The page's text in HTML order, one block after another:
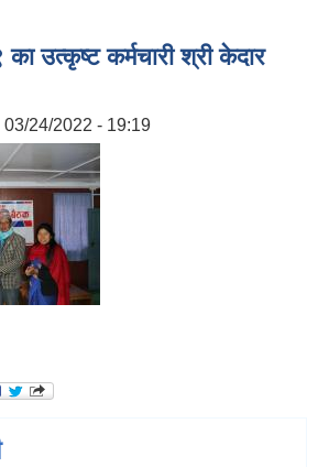
उत्कृष्ट कर्मचारी श्री केदार
03/24/2022 - 19:19